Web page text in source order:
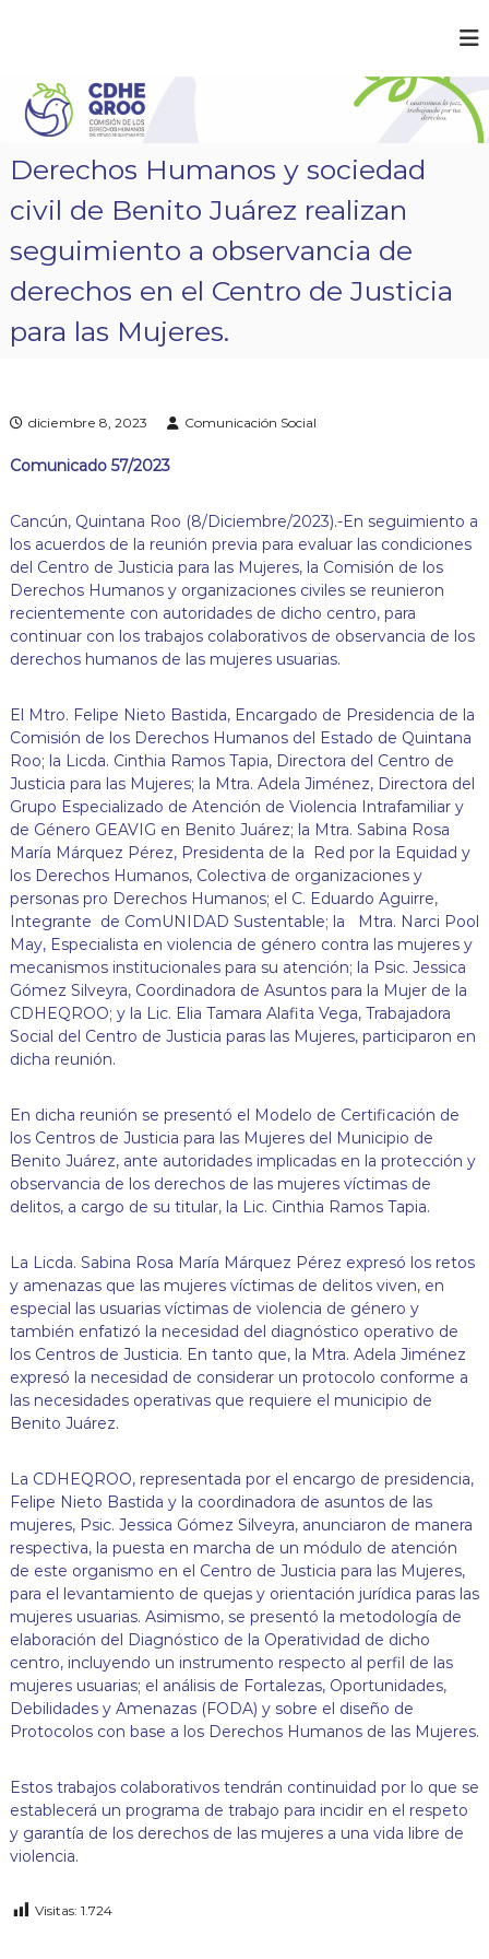
D
H
E
Q
R
O
n
s
r
i
m
o
s
l
a
p
a
b
a
n
d
p
o
r
t
d
e
r
h
o
s
!
Derechos Humanos y sociedad
civil de Benito Juárez realizan
seguimiento a observancia de
derechos en el Centro de Justicia
para las Mujeres.
diciembre 8, 2023 Comunicación Social
Comunicado 57/2023
Cancún, Quintana Roo (8/Diciembre/2023).-En seguimiento a
los acuerdos de la reunión previa para evaluar las condiciones
del Centro de Justicia para las Mujeres, la Comisión de los
Derechos Humanos y organizaciones civiles se reunieron
recientemente con autoridades de dicho centro, para
continuar con los trabajos colaborativos de observancia de los
derechos humanos de las mujeres usuarias.
El Mtro. Felipe Nieto Bastida, Encargado de Presidencia de la
Comisión de los Derechos Humanos del Estado de Quintana
Roo; la Licda. Cinthia Ramos Tapia, Directora del Centro de
Justicia para las Mujeres; la Mtra. Adela Jiménez, Directora del
Grupo Especializado de Atención de Violencia Intrafamiliar y
de Género GEAVIG en Benito Juárez; la Mtra. Sabina Rosa
María Márquez Pérez, Presidenta de la Red por la Equidad y
los Derechos Humanos, Colectiva de organizaciones y
personas pro Derechos Humanos; el C. Eduardo Aguirre,
Integrante de ComUNIDAD Sustentable; la Mtra. Narci Pool
May, Especialista en violencia de género contra las mujeres y
mecanismos institucionales para su atención; la Psic. Jessica
Gómez Silveyra, Coordinadora de Asuntos para la Mujer de la
CDHEQROO; y la Lic. Elia Tamara Alafita Vega, Trabajadora
Social del Centro de Justicia paras las Mujeres, participaron en
dicha reunión.
En dicha reunión se presentó el Modelo de Certificación de
los Centros de Justicia para las Mujeres del Municipio de
Benito Juárez, ante autoridades implicadas en la protección y
observancia de los derechos de las mujeres víctimas de
delitos, a cargo de su titular, la Lic. Cinthia Ramos Tapia.
La Licda. Sabina Rosa María Márquez Pérez expresó los retos
y amenazas que las mujeres víctimas de delitos viven, en
especial las usuarias víctimas de violencia de género y
también enfatizó la necesidad del diagnóstico operativo de
los Centros de Justicia. En tanto que, la Mtra. Adela Jiménez
expresó la necesidad de considerar un protocolo conforme a
las necesidades operativas que requiere el municipio de
Benito Juárez.
La CDHEQROO, representada por el encargo de presidencia,
Felipe Nieto Bastida y la coordinadora de asuntos de las
mujeres, Psic. Jessica Gómez Silveyra, anunciaron de manera
respectiva, la puesta en marcha de un módulo de atención
de este organismo en el Centro de Justicia para las Mujeres,
para el levantamiento de quejas y orientación jurídica paras las
mujeres usuarias. Asimismo, se presentó la metodología de
elaboración del Diagnóstico de la Operatividad de dicho
centro, incluyendo un instrumento respecto al perfil de las
mujeres usuarias; el análisis de Fortalezas, Oportunidades,
Debilidades y Amenazas (FODA) y sobre el diseño de
Protocolos con base a los Derechos Humanos de las Mujeres.
Estos trabajos colaborativos tendrán continuidad por lo que se
establecerá un programa de trabajo para incidir en el respeto
y garantía de los derechos de las mujeres a una vida libre de
violencia.
Visitas: 1.724